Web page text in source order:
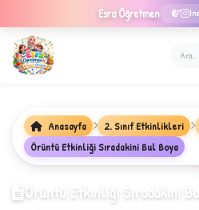
Esra Öğretmen
Anasayfa 2. Sınıf Etkinlikleri
Örüntü Etkinliği Sıradakini Bul Boya
Örüntü Etkinliği Sıradakini